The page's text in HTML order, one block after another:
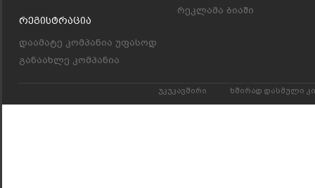
Რეგისტრაცია
დაამატე კომპანია უფასოდ
განაახლე კომპანია
რეკლამა ბიაში
უკუკავშირი ხშირად დასმული